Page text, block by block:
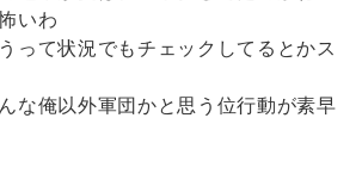
いわ
って状況でもチェックしてるとかス
な俺以外軍団かと思う位行動が素早